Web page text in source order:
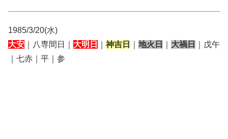
1985/3/20(水)
大安 ｜八専間日｜ 大明日 神吉日 地火日 大禍日
｜戊午
｜七赤｜平｜参